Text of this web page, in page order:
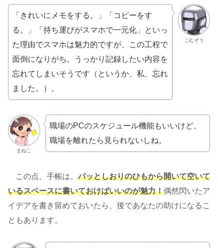
こむぞう
「きれいにメモをする。」「コピーをす
る。」「持ち運びがスマホで一元化」といっ
た理由でスマホは魅力的ですが、この工程で
面倒になりがち。うっかり記録したい内容を
忘れてしまいそうです（というか、私、忘れ
ました。）。
まねこ
職場のPCのスケジュール機能もいいけど、
職場を離れたら見られないしね。
この点、手帳は、 パッとしおりのひもから開いて空いて
いるスペースに書いておけばいいのが魅力！偶然閃いたア
イデアを書き留めておいたら、後であなたの助けになるこ
ともあります。